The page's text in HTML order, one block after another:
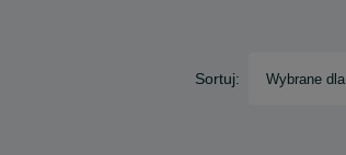
Sortuj: Wybrane